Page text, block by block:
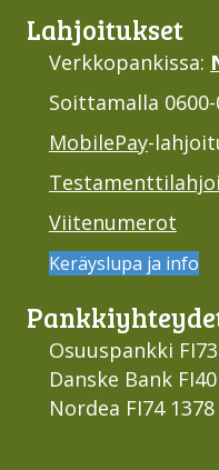
Lahjoi­tukset
Verkkopankissa:
Soittamalla
MobilePay-
Viitenumerot
Keräyslupa ja info
Osuuspankki
Danske Bank
Nordea FI74